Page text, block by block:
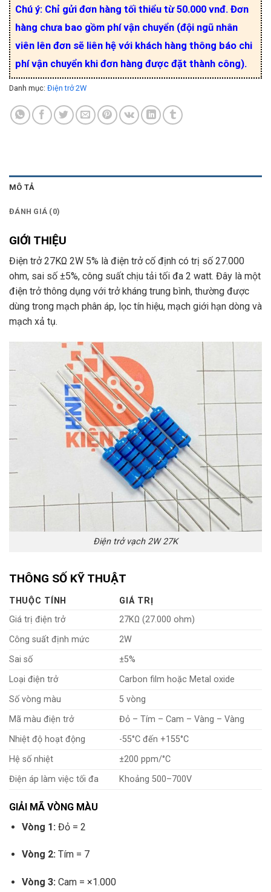
Chú ý: Chỉ gửi đơn hàng tối thiểu từ 50.000 vnđ. Đơn
hàng chưa bao gồm phí vận chuyển (đội ngũ nhân
viên lên đơn sẽ liên hệ với khách hàng thông báo chi
phí vận chuyển khi đơn hàng được đặt thành công).
Danh mục: Điện trở 2W
MÔ TẢ
ĐÁNH GIÁ (0)
GIỚI THIỆU
Điện trở 27KΩ 2W 5% là điện trở cố định có trị số 27.000
ohm, sai số ±5%, công suất chịu tải tối đa 2 watt. Đây là một
điện trở thông dụng với trở kháng trung bình, thường được
dùng trong mạch phân áp, lọc tín hiệu, mạch giới hạn dòng và
mạch xả tụ.
Điện trở vạch 2W 27K
THÔNG SỐ KỸ THUẬT
THUỘC TÍNH
GIÁ TRỊ
Giá trị điện trở
27KΩ (27.000 ohm)
Công suất định mức
2W
Sai số
±5%
Loại điện trở
Carbon film hoặc Metal oxide
Số vòng màu
5 vòng
Mã màu điện trở
Đỏ – Tím – Cam – Vàng – Vàng
Nhiệt độ hoạt động
-55°C đến +155°C
Hệ số nhiệt
±200 ppm/°C
Điện áp làm việc tối đa
Khoảng 500–700V
GIẢI MÃ VÒNG MÀU
Vòng 1: Đỏ = 2
Vòng 2:Tím = 7
Vòng 3:Cam = ×1.000